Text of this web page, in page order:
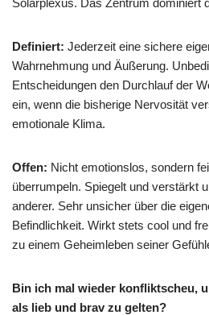
Solarplexus. Das Zentrum dominiert
Definiert: Jederzeit eine sichere
Wahrnehmung und Äußerung.
Entscheidungen den Durchlauf der
ein, wenn die bisherige Nervosität
emotionale Klima.
Offen: Nicht emotionslos, sondern
überrumpeln. Spiegelt und verstärkt
anderer. Sehr unsicher über die
Befindlichkeit. Wirkt stets cool und
zu einem Geheimleben seiner
Bin ich mal wieder konfliktscheu,
als lieb und brav zu gelten?